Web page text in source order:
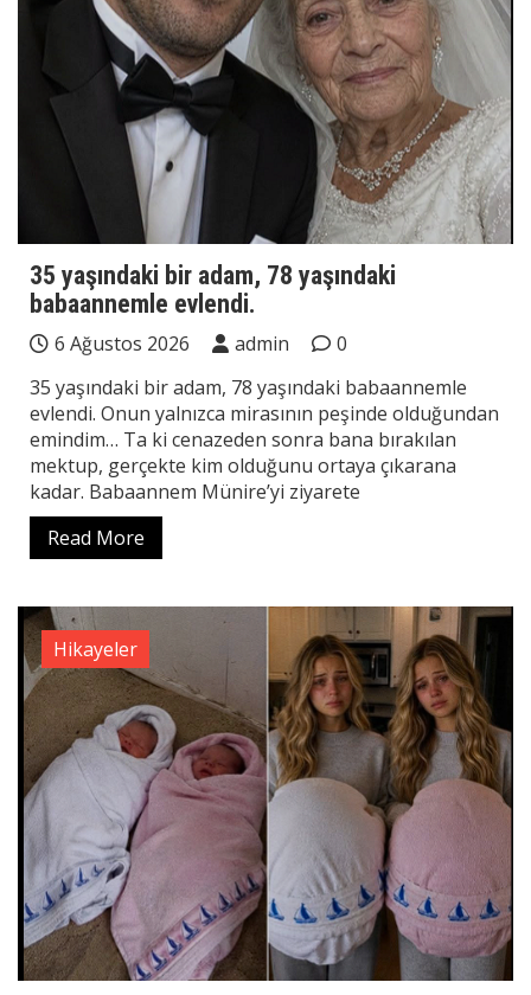
35 yaşındaki bir adam, 78 yaşındaki
babaannemle evlendi.
6 Ağustos 2026 admin
0
35 yaşındaki bir adam, 78 yaşındaki babaannemle
evlendi. Onun yalnızca mirasının peşinde olduğundan
emindim… Ta ki cenazeden sonra bana bırakılan
mektup, gerçekte kim olduğunu ortaya çıkarana
kadar. Babaannem Münire’yi ziyarete
Read More
Hikayeler